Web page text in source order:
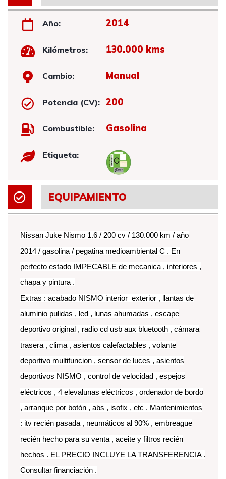
Año: 2014
Kilómetros: 130.000 kms
Cambio: Manual
Potencia (CV): 200
Combustible: Gasolina
Etiqueta:
EQUIPAMIENTO
Nissan Juke Nismo 1.6 / 200 cv / 130.000 km / año
2014 / gasolina / pegatina medioambiental C . En
perfecto estado IMPECABLE de mecanica , interiores ,
chapa y pintura .
Extras : acabado NISMO interior exterior , llantas de
aluminio pulidas , led , lunas ahumadas , escape
deportivo original , radio cd usb aux bluetooth , cámara
trasera , clima , asientos calefactables , volante
deportivo multifuncion , sensor de luces , asientos
deportivos NISMO , control de velocidad , espejos
eléctricos , 4 elevalunas eléctricos , ordenador de bordo
, arranque por botón , abs , isofix , etc . Mantenimientos
: itv recién pasada , neumáticos al 90% , embreague
recién hecho para su venta , aceite y filtros recién
hechos . EL PRECIO INCLUYE LA TRANSFERENCIA .
Consultar financiación .